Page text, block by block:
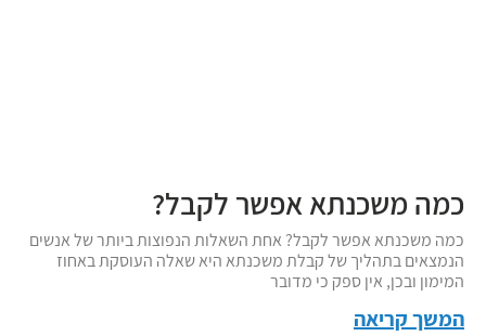
כמה משכנתא אפשר לקבל?
כמה משכנתא אפשר לקבל? אחת השאלות הנפוצות ביותר של אנשים
הנמצאים בתהליך של קבלת משכנתא היא שאלה העוסקת באחוז
המימון ובכן, אין ספק כי מדובר
המשך קריאה